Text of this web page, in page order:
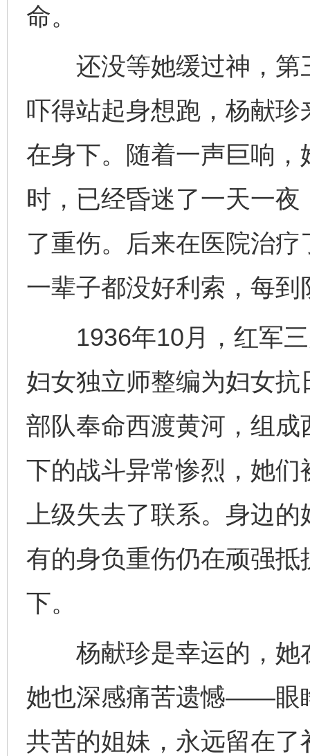
命。
还没等她缓过神，第
吓得站起身想跑，杨献
在身下。随着一声巨响
时，已经昏迷了一天一
了重伤。后来在医院治
一辈子都没好利索，每
1936年10月，红军三
妇女独立师整编为妇女
部队奉命西渡黄河，组
下的战斗异常惨烈，她
上级失去了联系。身边
有的身负重伤仍在顽强
下。
杨献珍是幸运的，她
她也深感痛苦遗憾——眼
共苦的姐妹，永远留在